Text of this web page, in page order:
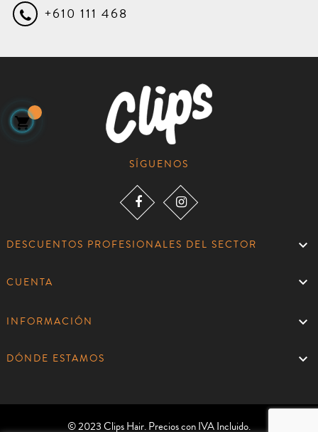
+610 111 468
SÍGUENOS
DESCUENTOS PROFESIONALES DEL SECTOR 
CUENTA 
INFORMACIÓN 
DÓNDE ESTAMOS 
© 2023 Clips Hair. Precios con IVA Incluido.
